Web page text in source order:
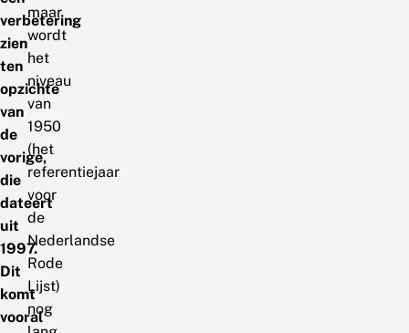
verbetering
zien
ten
opzichte
van
de
vorige,
die
dateert
uit
1997.
Dit
komt
vooral
maar
wordt
het
niveau
van
1950
(het
referentiejaar
voor
de
Nederlandse
Rode
Lijst)
nog